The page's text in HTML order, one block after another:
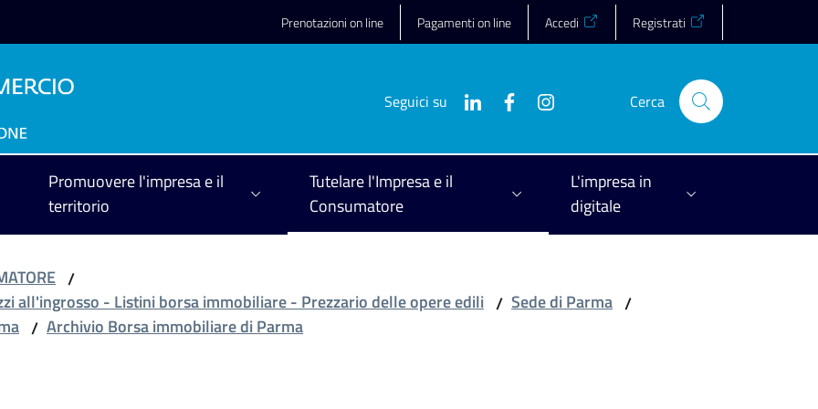
Prenotazioni on line Pagamenti on line Accedi Registrati
Seguici su Cerca
Promuovere l'impresa e il
territorio
Tutelare l'Impresa e il
Consumatore
L'impresa in
digitale
/
all'ingrosso - Listini borsa immobiliare - Prezzario delle opere edili / Sede di Parma /
/ Archivio Borsa immobiliare di Parma